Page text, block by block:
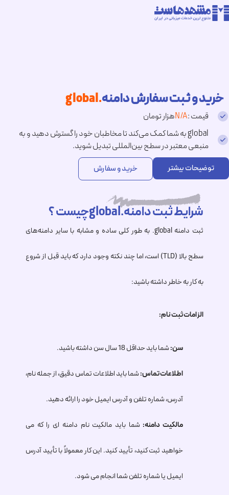
خرید و ثبت سفارش دامنه.global
قیمت :N/Aهزار تومان
global به شما کمک می‌کند تا مخاطبان خود را گسترش دهید و به
منبعی معتبر در سطح بین‌المللی تبدیل شوید.
توضیحات بیشتر خرید و سفارش
شرایط ثبت دامنه.globalچیست ؟
ثبت دامنه.global به طور کلی ساده و مشابه با سایر دامنه‌های
سطح بالا (TLD) است، اما چند نکته وجود دارد که باید قبل از شروع
به کار به خاطر داشته باشید:
الزامات ثبت نام:
سن:شما باید حداقل 18 سال سن داشته باشید.
اطلاعات تماس:شما باید اطلاعات تماس دقیق، از جمله نام،
آدرس، شماره تلفن و آدرس ایمیل خود را ارائه دهید.
مالکیت دامنه: شما باید مالکیت نام دامنه ای را که می
خواهید ثبت کنید، تأیید کنید. این کار معمولاً با تأیید آدرس
ایمیل یا شماره تلفن شما انجام می شود.